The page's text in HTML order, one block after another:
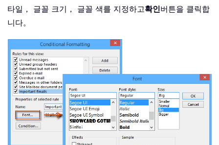
타일， 글꼴 크기， 글꼴 색를 지정하고확인버튼을 클릭합
니다。